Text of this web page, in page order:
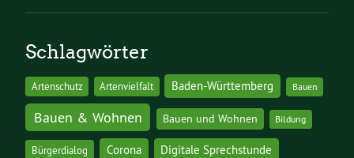
Schlagwörter
Artenschutz Artenvielfalt Baden-Württemberg Bauen
Bauen & Wohnen Bauen und Wohnen Bildung
Bürgerdialog Corona Digitale Sprechstunde